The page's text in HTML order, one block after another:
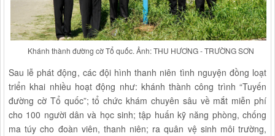
Khánh thành đường cờ Tổ quốc. Ảnh: THU HƯƠNG - TRƯỜNG SƠN
Sau lễ phát động, các đội hình thanh niên tình nguyện đồng loạt
triển khai nhiều hoạt động như: khánh thành công trình “Tuyến
đường cờ Tổ quốc”; tổ chức khám chuyên sâu về mắt miễn phí
cho 100 người dân và học sinh; tập huấn kỹ năng phòng, chống
ma túy cho đoàn viên, thanh niên; ra quân vệ sinh môi trường,